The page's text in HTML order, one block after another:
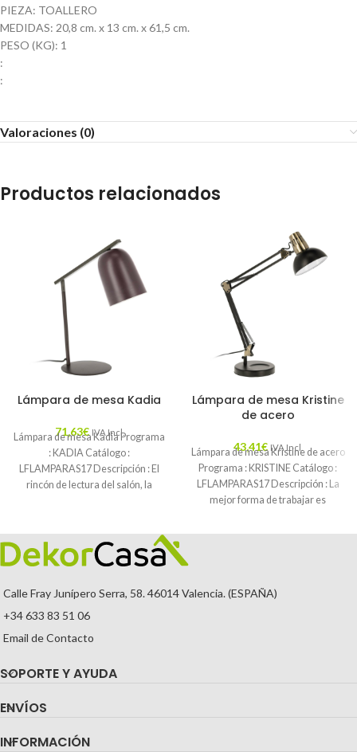
PIEZA: TOALLERO
MEDIDAS: 20,8 cm. x 13 cm. x 61,5 cm.
PESO (KG): 1
:
:
Valoraciones (0)
Productos relacionados
Lámpara de mesa Kadia
71,63€ IVA Incl.
Lámpara de mesa Kadia Programa
: KADIA Catálogo :
LFLAMPARAS17 Descripción : El
rincón de lectura del salón, la
Lámpara de mesa Kristine
de acero
43,41€ IVA Incl.
Lámpara de mesa Kristine de acero
Programa : KRISTINE Catálogo :
LFLAMPARAS17 Descripción : La
mejor forma de trabajar es
Calle Fray Junípero Serra, 58. 46014 Valencia. (ESPAÑA)
+34 633 83 51 06
Email de Contacto
SOPORTE Y AYUDA
ENVÍOS
INFORMACIÓN